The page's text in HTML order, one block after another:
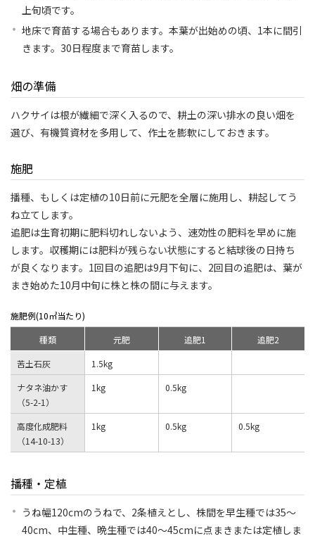
上旬頃です。
地床で育苗する場合もあります。本葉が出始めの頃、1本に間引
きます。30日程度まで育苗します。
畑の準備
ハクサイは根が繊細で深く入るので、耕土の深い排水の良い畑を
選び、有機質資材を多用して、作土を膨軟にしておきます。
施肥
播種、もしくは定植の10日前に元肥を全層に施用し、耕起してう
ね立てします。
追肥は生育初期に肥料切れしないよう、速効性の肥料を早めに施
します。収穫期には肥料が残らない状態にすると結球後の日持ち
が良くなります。1回目の追肥は9月下旬に、2回目の追肥は、葉が
まき始めた10月中旬に株と株の間に与えます。
施肥例(10㎡当たり)
種類
元肥 追肥1
追肥2
苦土石灰
1.5kg
ナタネ油かす
（5-2-1）
1kg 0.5kg
高度化成肥料
（14-10-13）
1kg 0.5kg 0.5kg
播種・定植
うね幅120cmのうねで、2条植えとし、株間を早生種では35～
40cm、中生種、晩生種では40～45cmに点まきまたは定植しま